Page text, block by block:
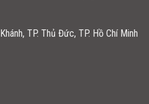
TP. Thủ Đức, TP. Hồ Chí Minh